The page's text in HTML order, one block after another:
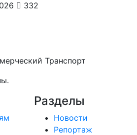
332
Транспорт
Разделы
Новости
Репортаж